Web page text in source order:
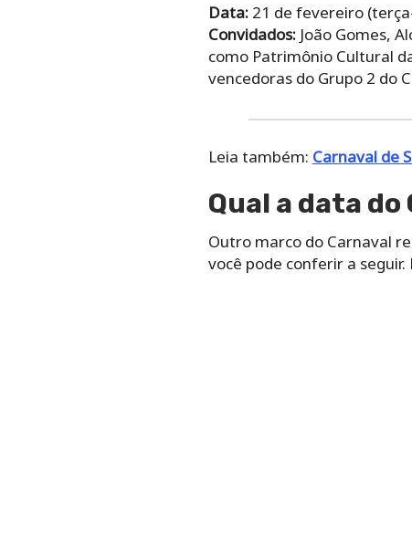
Data:21 de fevereiro
Convidados:João Gomes,
como Patrimônio Cultural
vencedoras do Grupo 2 do
Leia também: Carnaval de
Qual a data
Outro marco do Carnaval
você pode conferir a